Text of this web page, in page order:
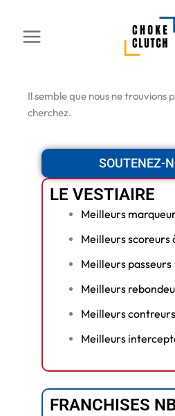
contenu
Il semble que nous ne trouvions
cherchez.
SOUTENEZ-
LE VESTIAIRE
Meilleurs
Meilleurs scoreurs
Meilleurs passeurs
Meilleurs
Meilleurs contreurs
Meilleurs
FRANCHISES